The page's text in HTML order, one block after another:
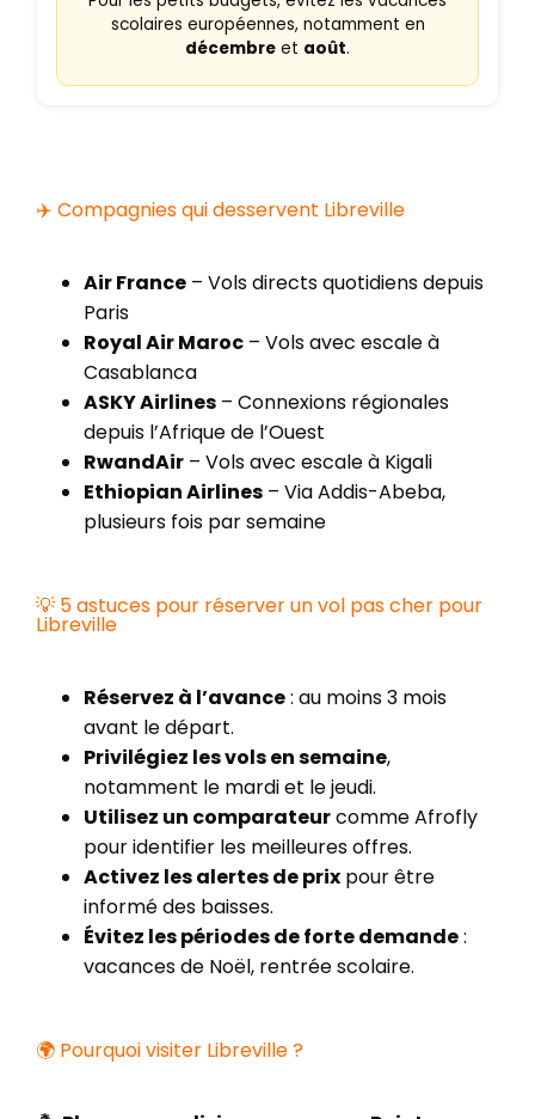
scolaires européennes, notamment en
décembre et août.
✈️ Compagnies qui desservent Libreville
Air France – Vols directs quotidiens depuis
Paris
Royal Air Maroc – Vols avec escale à
Casablanca
ASKY Airlines – Connexions régionales
depuis l’Afrique de l’Ouest
RwandAir – Vols avec escale à Kigali
Ethiopian Airlines – Via Addis-Abeba,
plusieurs fois par semaine
💡 5 astuces pour réserver un vol pas cher pour
Libreville
Réservez à l’avance: au moins 3 mois
avant le départ.
Privilégiez les vols en semaine,
notamment le mardi et le jeudi.
Utilisez un comparateurcomme Afrofly
pour identifier les meilleures offres.
Activez les alertes de prix pour être
informé des baisses.
Évitez les périodes de forte demande:
vacances de Noël, rentrée scolaire.
🌍 Pourquoi visiter Libreville ?